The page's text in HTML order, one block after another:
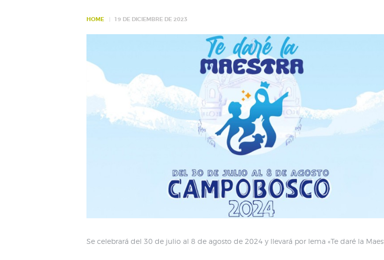
HOME 19 DE DICIEMBRE DE 2023
Se celebrará del 30 de julio al 8 de agosto de 2024 y llevará por lema «Te daré la